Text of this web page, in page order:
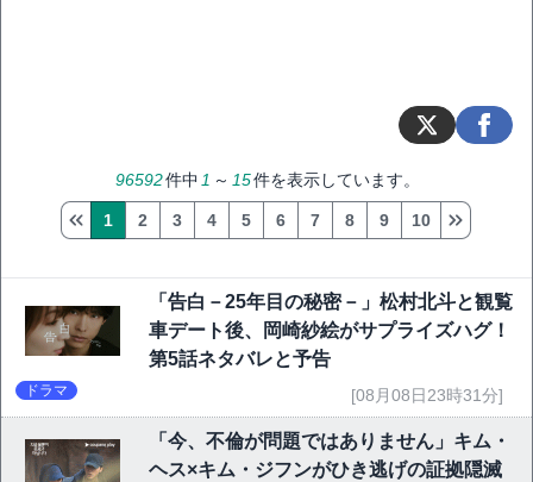
96592件中 1 ～ 15件を表示しています。
1 2 3 4 5 6 7 8 9 10
「告白－25年目の秘密－」松村北斗と観覧
車デート後、岡崎紗絵がサプライズハグ！
第5話ネタバレと予告
ドラマ [08月08日23時31分]
「今、不倫が問題ではありません」キム・
ヘス×キム・ジフンがひき逃げの証拠隠滅